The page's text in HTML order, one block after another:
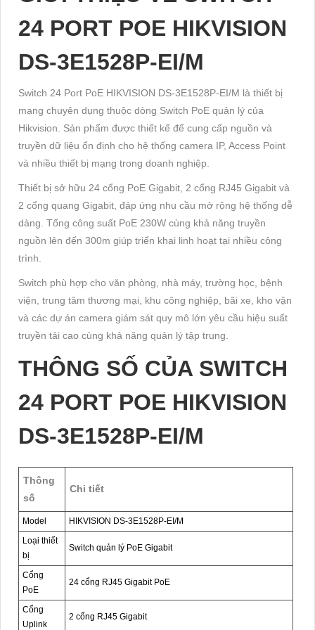
24 PORT POE HIKVISION
DS-3E1528P-EI/M
Switch 24 Port PoE HIKVISION DS-3E1528P-EI/M là thiết bị
mạng chuyên dụng thuộc dòng Switch PoE quản lý của
Hikvision. Sản phẩm được thiết kế để cung cấp nguồn và
truyền dữ liệu ổn định cho hệ thống camera IP, Access Point
và nhiều thiết bị mạng trong doanh nghiệp.
Thiết bị sở hữu 24 cổng PoE Gigabit, 2 cổng RJ45 Gigabit và
2 cổng quang Gigabit, đáp ứng nhu cầu mở rộng hệ thống dễ
dàng. Tổng công suất PoE 230W cùng khả năng truyền
nguồn lên đến 300m giúp triển khai linh hoạt tại nhiều công
trình.
Switch phù hợp cho văn phòng, nhà máy, trường học, bệnh
viện, trung tâm thương mại, khu công nghiệp, bãi xe, kho vận
và các dự án camera giám sát quy mô lớn yêu cầu hiệu suất
truyền tải cao cùng khả năng quản lý tập trung.
THÔNG SỐ CỦA SWITCH
24 PORT POE HIKVISION
DS-3E1528P-EI/M
Thông
số
Chi tiết
Model
HIKVISION DS-3E1528P-EI/M
Loại thiết
bị
Switch quản lý PoE Gigabit
Cổng
PoE
24 cổng RJ45 Gigabit PoE
Cổng
Uplink
2 cổng RJ45 Gigabit